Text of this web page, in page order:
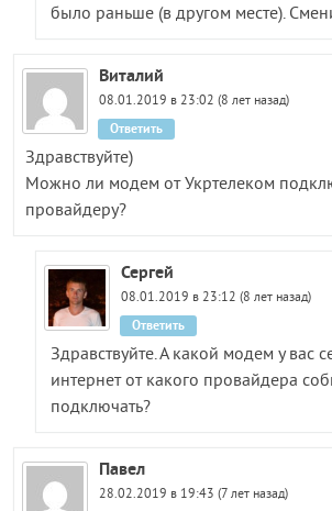
было раньше (в другом месте).
Виталий
08.01.2019 в 23:02 (8 лет назад)
Здравствуйте)
Можно ли модем от Укртелеком
провайдеру?
Ответить
Сергей
08.01.2019 в 23:12 (8 лет назад)
Здравствуйте. А какой модем у вас
интернет от какого провайдера
подключать?
Ответить
Павел
28.02.2019 в 19:43 (7 лет назад)